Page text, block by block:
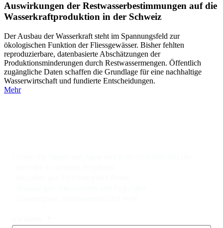
Auswirkungen der Restwasserbestimmungen auf die
Wasserkraftproduktion in der Schweiz
Der Ausbau der Wasserkraft steht im Spannungsfeld zur
ökologischen Funktion der Fliessgewässer. Bisher fehlten
reproduzierbare, datenbasierte Abschätzungen der
Produktionsminderungen durch Restwassermengen. Öffentlich
zugängliche Daten schaffen die Grundlage für eine nachhaltige
Wasserwirtschaft und fundierte Entscheidungen.
Mehr